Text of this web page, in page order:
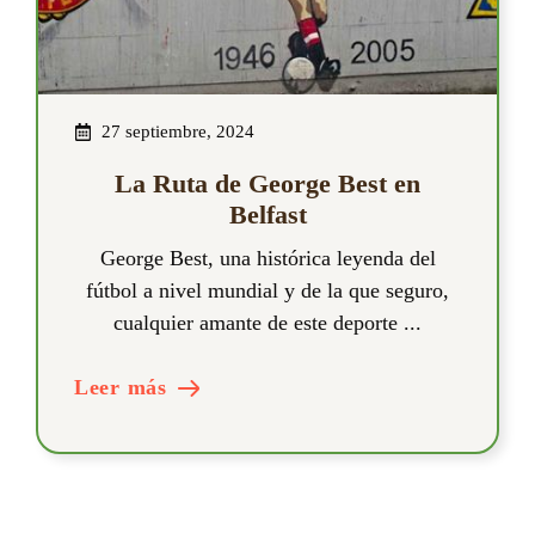
27 septiembre, 2024
La Ruta de George Best en
Belfast
George Best, una histórica leyenda del
fútbol a nivel mundial y de la que seguro,
cualquier amante de este deporte ...
Leer más